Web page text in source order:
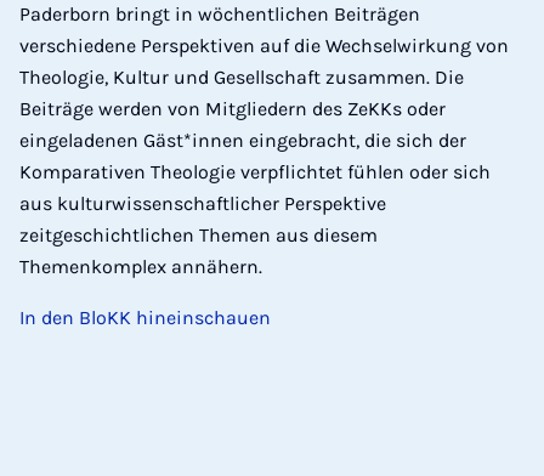
Paderborn bringt in wöchentlichen Beiträgen
verschiedene Perspektiven auf die Wechselwirkung von
Theologie, Kultur und Gesellschaft zusammen. Die
Beiträge werden von Mitgliedern des ZeKKs oder
eingeladenen Gäst*innen eingebracht, die sich der
Komparativen Theologie verpflichtet fühlen oder sich
aus kulturwissenschaftlicher Perspektive
zeitgeschichtlichen Themen aus diesem
Themenkomplex annähern.
In den BloKK hineinschauen